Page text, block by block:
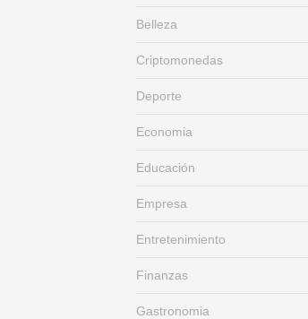
Belleza
Criptomonedas
Deporte
Economia
Educación
Empresa
Entretenimiento
Finanzas
Gastronomia